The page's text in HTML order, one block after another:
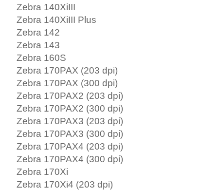
Zebra 140XiIII
Zebra 140XiIII Plus
Zebra 142
Zebra 143
Zebra 160S
Zebra 170PAX (203 dpi)
Zebra 170PAX (300 dpi)
Zebra 170PAX2 (203 dpi)
Zebra 170PAX2 (300 dpi)
Zebra 170PAX3 (203 dpi)
Zebra 170PAX3 (300 dpi)
Zebra 170PAX4 (203 dpi)
Zebra 170PAX4 (300 dpi)
Zebra 170Xi
Zebra 170Xi4 (203 dpi)